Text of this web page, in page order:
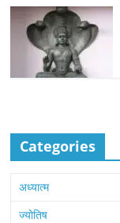
Categories
अध्यात्म
ज्योतिष